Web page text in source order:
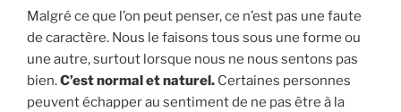
Malgré ce que l’on peut penser, ce n’est pas une faute
de caractère. Nous le faisons tous sous une forme ou
une autre, surtout lorsque nous ne nous sentons pas
bien.C’est normal et naturel. Certaines personnes
peuvent échapper au sentiment de ne pas être à la